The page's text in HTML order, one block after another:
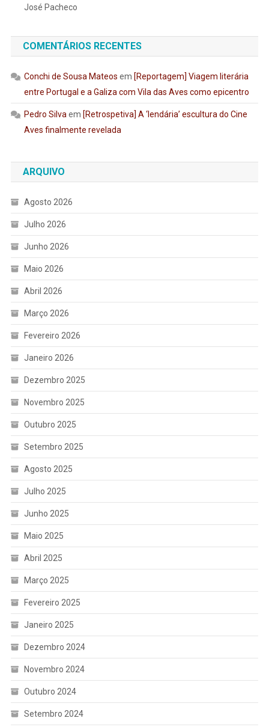
José Pacheco
COMENTÁRIOS RECENTES
Conchi de Sousa Mateos em [Reportagem] Viagem literária
entre Portugal e a Galiza com Vila das Aves como epicentro
Pedro Silvaem [Retrospetiva] A ‘lendária’ escultura do Cine
Aves finalmente revelada
ARQUIVO
Agosto 2026
Julho 2026
Junho 2026
Maio 2026
Abril 2026
Março 2026
Fevereiro 2026
Janeiro 2026
Dezembro 2025
Novembro 2025
Outubro 2025
Setembro 2025
Agosto 2025
Julho 2025
Junho 2025
Maio 2025
Abril 2025
Março 2025
Fevereiro 2025
Janeiro 2025
Dezembro 2024
Novembro 2024
Outubro 2024
Setembro 2024